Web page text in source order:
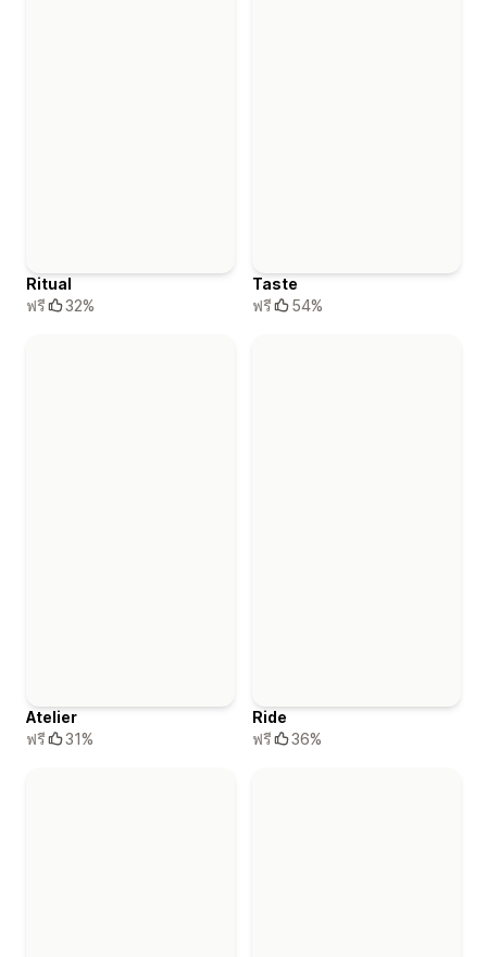
Ritual
ฟรี
32%
Taste
ฟรี
54%
Atelier
ฟรี
31%
Ride
ฟรี
36%